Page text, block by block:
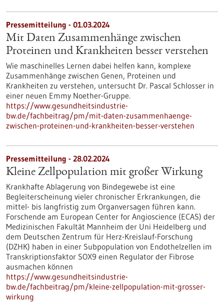
Pressemitteilung - 01.03.2024
Mit Daten Zusammenhänge zwischen
Proteinen und Krankheiten besser verstehen
Wie maschinelles Lernen dabei helfen kann, komplexe
Zusammenhänge zwischen Genen, Proteinen und
Krankheiten zu verstehen, untersucht Dr. Pascal Schlosser in
einer neuen Emmy Noether-Gruppe.
https://www.gesundheitsindustrie-
bw.de/fachbeitrag/pm/mit-daten-zusammenhaenge-
zwischen-proteinen-und-krankheiten-besser-verstehen
Pressemitteilung - 28.02.2024
Kleine Zellpopulation mit großer Wirkung
Krankhafte Ablagerung von Bindegewebe ist eine
Begleiterscheinung vieler chronischer Erkrankungen, die
mittel- bis langfristig zum Organversagen führen kann.
Forschende am European Center for Angioscience (ECAS) der
Medizinischen Fakultät Mannheim der Uni Heidelberg und
dem Deutschen Zentrum für Herz-Kreislauf-Forschung
(DZHK) haben in einer Subpopulation von Endothelzellen im
Transkriptionsfaktor SOX9 einen Regulator der Fibrose
ausmachen können
https://www.gesundheitsindustrie-
bw.de/fachbeitrag/pm/kleine-zellpopulation-mit-grosser-
wirkung